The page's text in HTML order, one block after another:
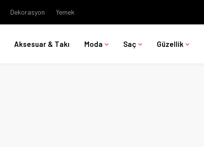
Dekorasyon Yemek
Aksesuar & Takı Moda Saç Güzellik